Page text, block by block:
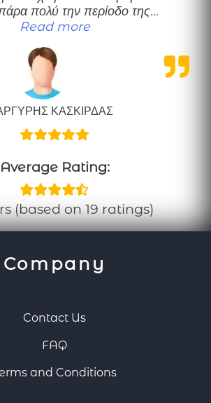
πολύ την περίοδο της…
Read more“Το προτείνω
ΚΑΣΚΙΡΔΑΣ
Average Rating:
(based on 19 ratings)
Company
Contact Us
FAQ
and Conditions